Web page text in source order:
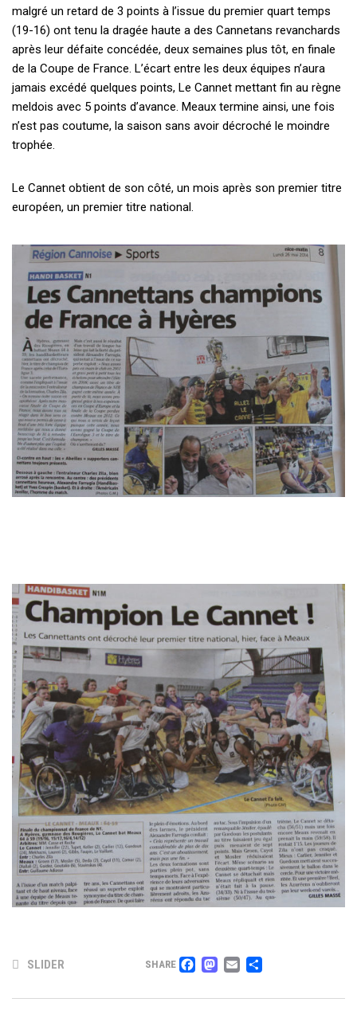
malgré un retard de 3 points à l’issue du premier quart temps
(19-16) ont tenu la dragée haute a des Cannetans revanchards
après leur défaite concédée, deux semaines plus tôt, en finale
de la Coupe de France. L’écart entre les deux équipes n’aura
jamais excédé quelques points, Le Cannet mettant fin au règne
meldois avec 5 points d’avance. Meaux termine ainsi, une fois
n’est pas coutume, la saison sans avoir décroché le moindre
trophée.
Le Cannet obtient de son côté, un mois après son premier titre
européen, un premier titre national.
SLIDER SHARE FACEBOOK
MASTODON
EMAIL